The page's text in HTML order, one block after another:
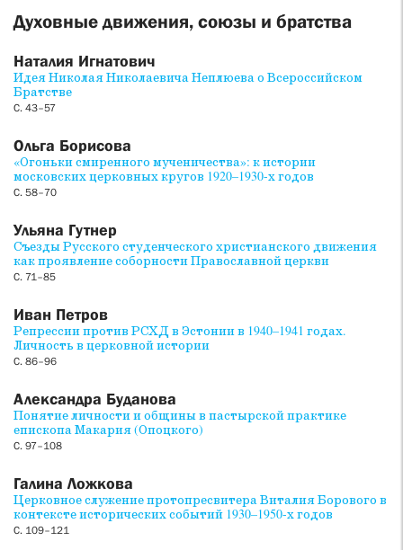
Духовные движения, союзы и братства
Наталия Игнатович
Идея Николая Николаевича Неплюева о Всероссийском
Братстве
С. 43–57
Ольга Борисова
«Огоньки смиренного мученичества»: к истории
московских церковных кругов 1920–1930-х годов
С. 58–70
Ульяна Гутнер
Съезды Русского студенческого христианского движения
как проявление соборности Православной церкви
С. 71–85
Иван Петров
Репрессии против РСХД в Эстонии в 1940–1941 годах.
Личность в церковной истории
С. 86–96
Александра Буданова
Понятие личности и общины в пастырской практике
епископа Макария (Опоцкого)
С. 97–108
Галина Ложкова
Церковное служение протопресвитера Виталия Борового в
контексте исторических событий 1930–1950-х годов
С. 109–121